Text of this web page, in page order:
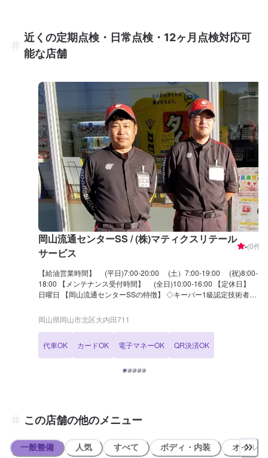
近くの定期点検・日常点検・12ヶ月点検対応可
能な店舗
岡山流通センターSS / (株)マティクスリテール
サービス
-(0件)
【給油営業時間】 (平日)7:00-20:00 (土）7:00-19:00 (祝)8:00-
18:00 【メンテナンス受付時間】 (全日)10:00-16:00 【定休日】
日曜日 【岡山流通センターSSの特徴】 ◇キーパー1級認定技術者が
販売もやってます 買取と新車・中古車販売に加え、愛車無料査定も
実施しています。 不定期で査定会も実施しておりますので、まずは
1名在籍しております。 お車の整備は、資格を持った整備士が責任
を持って対応させていただきます。
岡山県岡山市北区大内田711
代車OK カードOK 電子マネーOK QR決済OK
この店舗の他のメニュー
一般整備 人気 すべて ボディ・内装 オイル類